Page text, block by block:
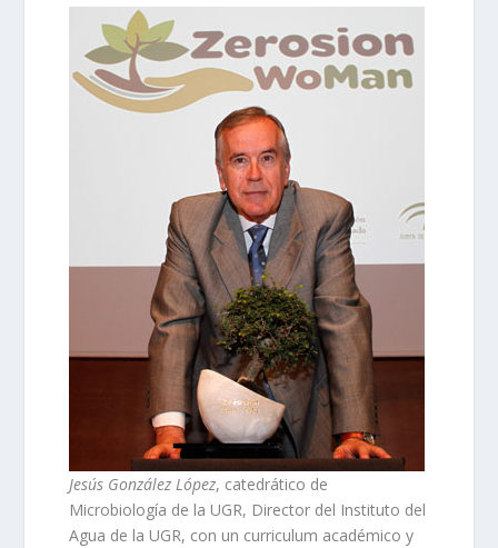
Jesús González López, catedrático de
Microbiología de la UGR, Director del Instituto del
Agua de la UGR, con un curriculum académico y